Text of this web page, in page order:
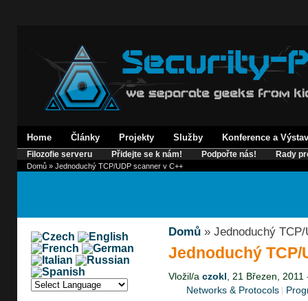
Home Články Projekty Služby Konference a
Filozofie serveru Přidejte se k nám! Podpořte nás! Rady
Domů» Jednoduchý TCP/UDP scanner v C++
Domů» Jednoduchý
Jednoduchý TCP/
Vložil/a czokl , 21 Březen, 2011
Networks & Protocols